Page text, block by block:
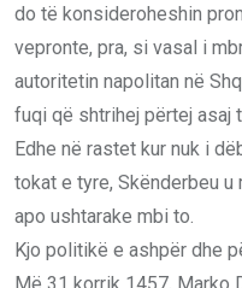
do të konsideroheshin
vepronte, pra, si vasal i
autoritetin napolitan në
fuqi që shtrihej përtej asaj
Edhe në rastet kur nuk i
tokat e tyre, Skënderbeu
apo ushtarake mbi to.
Kjo politikë e ashpër dhe
Më 31 korrik 1457, Marko